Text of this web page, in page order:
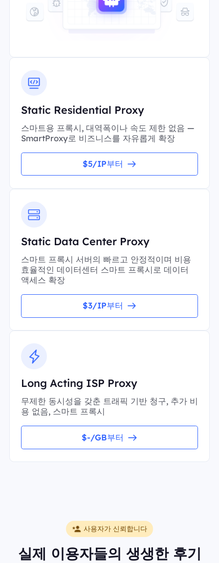
Static Residential Proxy
스마트용 프록시, 대역폭이나 속도 제한 없음 —
SmartProxy로 비즈니스를 자유롭게 확장
$5/IP부터
Static Data Center Proxy
스마트 프록시 서버의 빠르고 안정적이며 비용
효율적인 데이터센터 스마트 프록시로 데이터
액세스 확장
$3/IP부터
Long Acting ISP Proxy
무제한 동시성을 갖춘 트래픽 기반 청구, 추가 비
용 없음, 스마트 프록시
$-/GB부터
사용자가 신뢰합니다
실제 이용자들의 생생한 후기